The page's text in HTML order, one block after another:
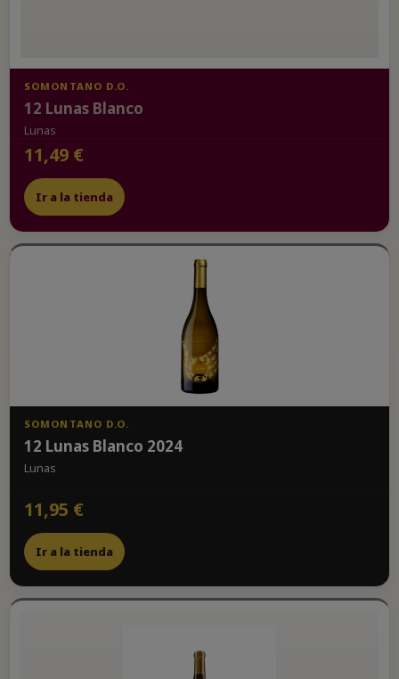
SOMONTANO D.O.
12 Lunas Blanco
Lunas
11,49 €
Ir a la tienda
SOMONTANO D.O.
12 Lunas Blanco 2024
Lunas
11,95 €
Ir a la tienda